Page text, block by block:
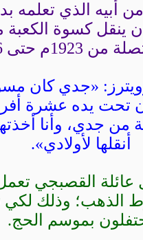
أبيه الذي تعلمه
ينقل كسوة
حتى 1926م.
«جدي كان
24-25-26، وكان تحت
من جدي، وأنا
أنقلها لأولادي».
عام، لا تزال عائلة
وذلك لكي
بموسم الحج.